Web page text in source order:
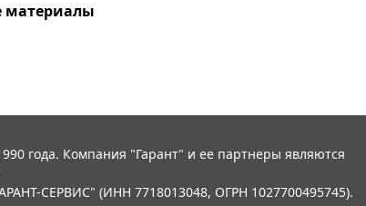
материалы
года. Компания "Гарант" и ее партнеры являются
СЕРВИС" (ИНН 7718013048, ОГРН 1027700495745).